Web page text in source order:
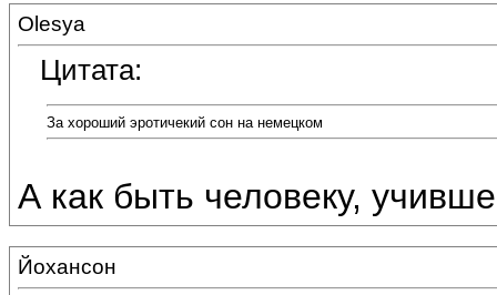
Olesya
Цитата:
За хороший эротичекий сон на немецком
А как быть человеку,
Йохансон